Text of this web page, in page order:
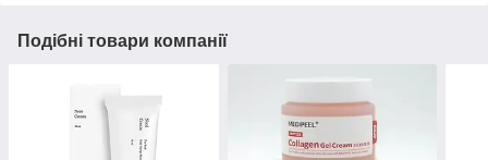
Подібні товари компанії